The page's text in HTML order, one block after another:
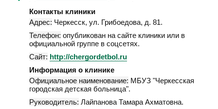
Контакты клиники
Адрес: Черкесск, ул. Грибоедова, д. 81.
Телефон: опубликован на сайте клиники или в
официальной группе в соцсетях.
Сайт: http://chergordetbol.ru
Информация о клинике
Официальное наименование: МБУЗ "Черкесская
городская детская больница".
Руководитель: Лайпанова Тамара Ахматовна.